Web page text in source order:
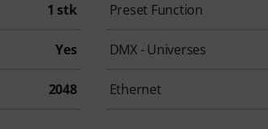
1 stk Preset Function
Yes DMX - Universes
2048 Ethernet